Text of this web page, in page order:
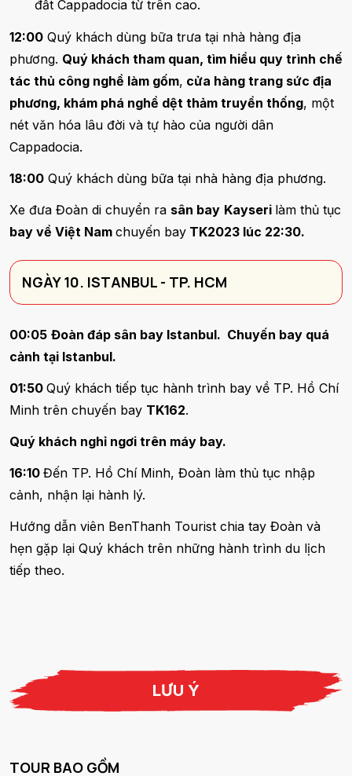
đất Cappadocia từ trên cao.
12:00 Quý khách dùng bữa trưa tại nhà hàng địa
phương. Quý khách tham quan, tìm hiểu quy trình chế
tác thủ công nghề làm gốm, cửa hàng trang sức địa
phương, khám phá nghề dệt thảm truyền thống, một
nét văn hóa lâu đời và tự hào của người dân
Cappadocia.
18:00 Quý khách dùng bữa tại nhà hàng địa phương.
Xe đưa Đoàn di chuyển ra sân bay Kayseri làm thủ tục
bay về Việt Nam chuyến bay TK2023 lúc 22:30.
NGÀY 10. ISTANBUL - TP. HCM
00:05 Đoàn đáp sân bay Istanbul. Chuyến bay quá
cảnh tại Istanbul.
01:50 Quý khách tiếp tục hành trình bay về TP. Hồ Chí
Minh trên chuyến bay TK162.
Quý khách nghỉ ngơi trên máy bay.
16:10 Đến TP. Hồ Chí Minh, Đoàn làm thủ tục nhập
cảnh, nhận lại hành lý.
Hướng dẫn viên BenThanh Tourist chia tay Đoàn và
hẹn gặp lại Quý khách trên những hành trình du lịch
tiếp theo.
LƯU Ý
TOUR BAO GỒM